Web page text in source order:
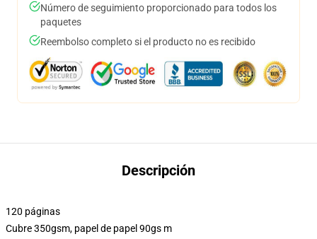
Número de seguimiento proporcionado para todos los
paquetes
Reembolso completo si el producto no es recibido
Descripción
120 páginas
Cubre 350gsm, papel de papel 90gs m